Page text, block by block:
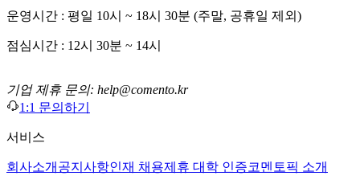
운영시간 : 평일 10시 ~ 18시 30분 (주말, 공휴일 제외)
점심시간 : 12시 30분 ~ 14시
기업 제휴 문의: help@comento.kr
1:1 문의하기
서비스
회사소개 공지사항인재 채용제휴 대학 인증코멘토픽 소개